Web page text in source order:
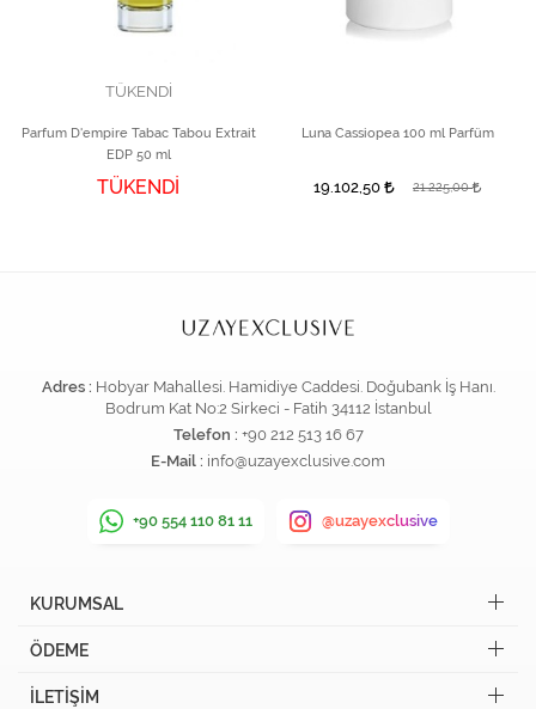
TÜKENDİ
Parfum D'empire Tabac Tabou Extrait
EDP 50 ml
TÜKENDİ
Luna Cassiopea 100 ml Parfüm
19.102,50 21.225,00
Adres : Hobyar Mahallesi. Hamidiye Caddesi. Doğubank İş Hanı.
Bodrum Kat No:2 Sirkeci - Fatih 34112 İstanbul
Telefon : +90 212 513 16 67
E-Mail : info@uzayexclusive.com
+90 554 110 81 11 @uzayexclusive
KURUMSAL
ÖDEME
İLETİŞİM